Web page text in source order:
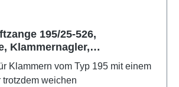
195/25-526,
Klammernagler,
Klammern vom Typ 195 mit einem
trotzdem weichen